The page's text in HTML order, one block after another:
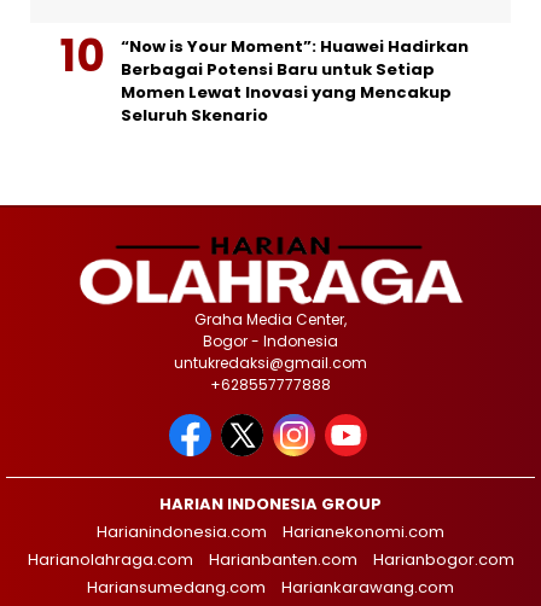
“Now is Your Moment”: Huawei Hadirkan
Berbagai Potensi Baru untuk Setiap
Momen Lewat Inovasi yang Mencakup
Seluruh Skenario
Graha Media Center,
Bogor - Indonesia
untukredaksi@gmail.com
+628557777888
HARIAN INDONESIA GROUP
Harianindonesia.com
Harianekonomi.com
Harianolahraga.com
Harianbanten.com
Harianbogor.com
Hariansumedang.com
Hariankarawang.com